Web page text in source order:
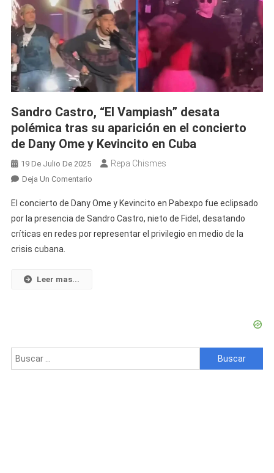
Sandro Castro, “El Vampiash” desata
polémica tras su aparición en el concierto
de Dany Ome y Kevincito en Cuba
19 De Julio De 2025 Repa Chismes
Deja Un ComentarioEn
Castro,
“El
Vampiash”
Concierto
El concierto de Dany Ome y Kevincito en Pabexpo fue eclipsado
por la presencia de Sandro Castro, nieto de Fidel, desatando
críticas en redes por representar el privilegio en medio de la
crisis cubana.
Leer mas...
Buscar: